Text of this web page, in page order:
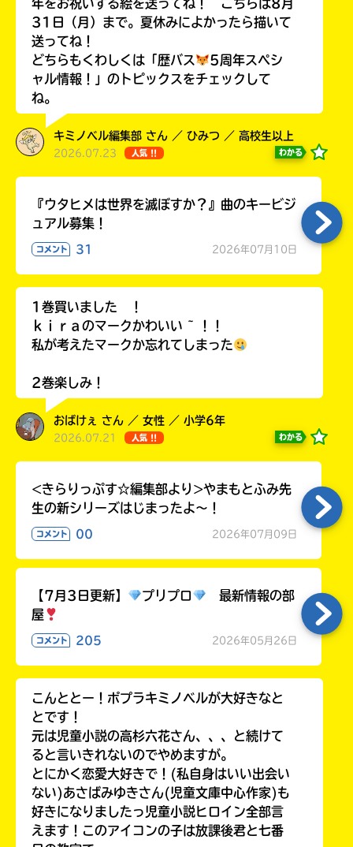
年をお祝いする絵を送ってね！ こちらは8月
31日（月）まで。夏休みによかったら描いて
送ってね！
どちらもくわしくは「歴バス
5周年スペシ
ャル情報！」のトピックスをチェックして
ね。
キミノベル編集部 さん ／ ひみつ ／ 高校生以上
2026.07.23 人気 !! わかる
『ウタヒメは世界を滅ぼすか？』曲のキービジ
ュアル募集！
コメント 31 2026年07月10日
1巻買いました ！
ｋｉｒａのマークかわいい ~ ！！
私が考えたマークか忘れてしまった
2巻楽しみ！
おばけぇ さん ／ 女性 ／ 小学6年
2026.07.21 人気 !! わかる
<きらりっぷす☆編集部より>やまもとふみ先
生の新シリーズはじまったよ～！
コメント 00 2026年07月09日
【7月3日更新】 プリプロ
最新情報の部
屋
コメント 205 2026年05月26日
こんととー！ポプラキミノベルが大好きなと
とです！
元は児童小説の高杉六花さん、、、と続けて
ると言いきれないのでやめますが。
とにかく恋愛大好きで！(私自身はいい出会い
ない)あさばみゆきさん(児童文庫中心作家)も
好きになりましたっ児童小説ヒロイン全部言
えます！このアイコンの子は放課後君と七番